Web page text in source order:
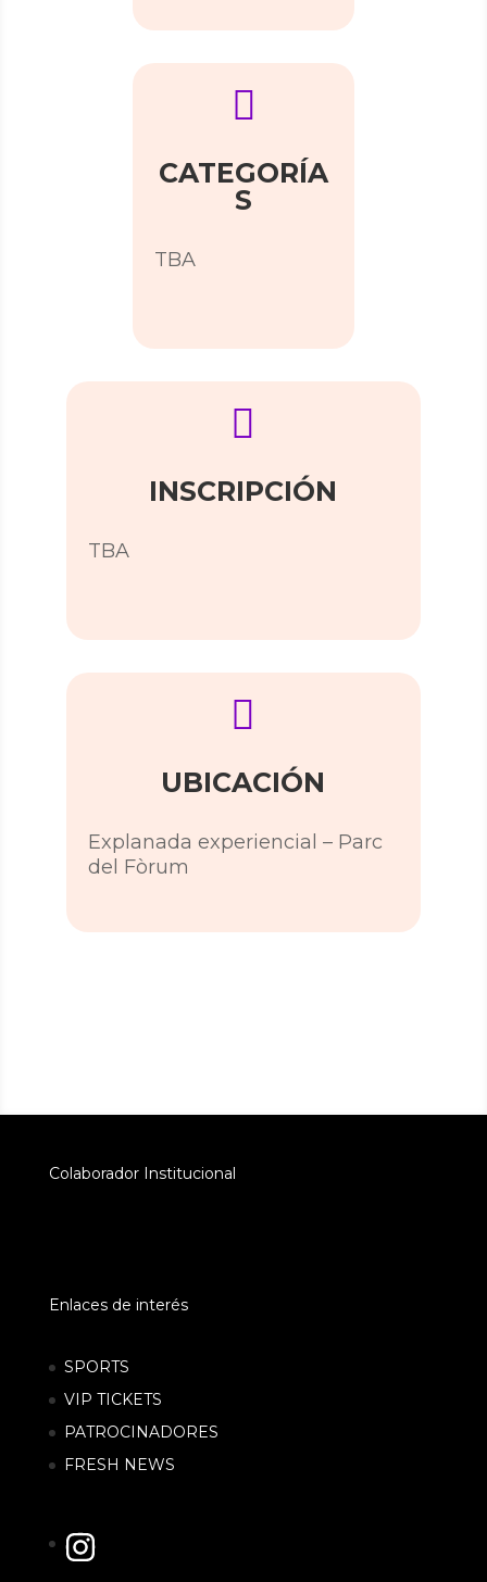

CATEGORÍA
S
TBA

INSCRIPCIÓN
TBA

UBICACIÓN
Explanada experiencial – Parc
del Fòrum
Colaborador Institucional
Enlaces de interés
SPORTS
VIP TICKETS
PATROCINADORES
FRESH NEWS